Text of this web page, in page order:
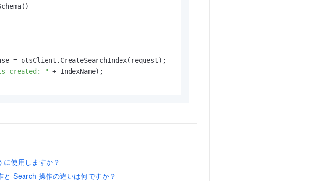
= otsClient.CreateSearchIndex(request);
created: "
+ IndexName);
使用しますか？
Search 操作の違いは何ですか？